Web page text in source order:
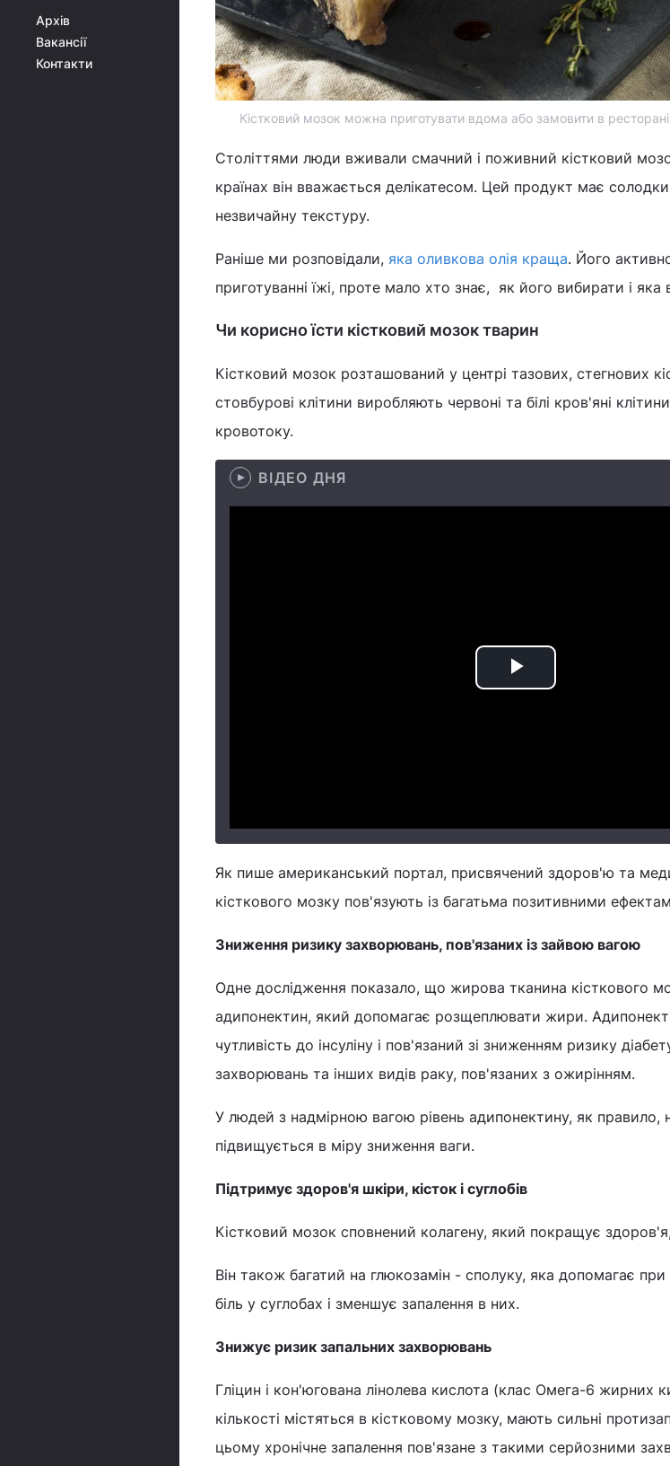
Архів
Вакансії
Контакти
Кістковий мозок можна приготувати вдома або замовити в
Століттями люди вживали смачний і поживний кістковий
країнах він вважається делікатесом. Цей продукт має
незвичайну текстуру.
Раніше ми розповідали, яка оливкова олія краща. Його
приготуванні їжі, проте мало хто знає, як його вибирати і яка
Чи корисно їсти кістковий мозок тварин
Кістковий мозок розташований у центрі тазових, стегнових
стовбурові клітини виробляють червоні та білі кров'яні
кровотоку.
ВІДЕО ДНЯ
Play
Як пише американський портал, присвячений здоров'ю та
кісткового мозку пов'язують із багатьма позитивними
Зниження ризику захворювань, пов'язаних із зайвою вагою
Одне дослідження показало, що жирова тканина кісткового
адипонектин, який допомагає розщеплювати жири.
чутливість до інсуліну і пов'язаний зі зниженням ризику
захворювань та інших видів раку, пов'язаних з ожирінням.
У людей з надмірною вагою рівень адипонектину, як правило,
підвищується в міру зниження ваги.
Підтримує здоров'я шкіри, кісток і суглобів
Кістковий мозок сповнений колагену, який покращує здоров'я,
Він також багатий на глюкозамін - сполуку, яка допомагає
біль у суглобах і зменшує запалення в них.
Знижує ризик запальних захворювань
Гліцин і кон'югована лінолева кислота (клас Омега-6 жирних
кількості містяться в кістковому мозку, мають сильні
цьому хронічне запалення пов'язане з такими серйозними